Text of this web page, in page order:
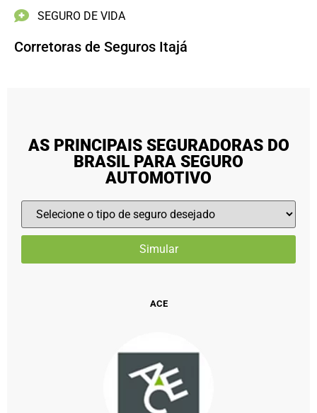
SEGURO DE VIDA
Corretoras de Seguros Itajá
AS PRINCIPAIS SEGURADORAS DO
BRASIL PARA SEGURO
AUTOMOTIVO
ACE